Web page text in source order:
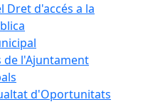
Dret d'accés a la
de l'Ajuntament
d'Oportunitats